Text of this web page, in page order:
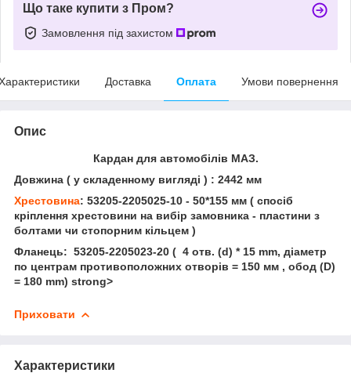
Що таке купити з Пром?
Замовлення під захистом
Доставка Оплата Умови повернення
Опис
Кардан для автомобілів МАЗ.
Довжина ( у складенному вигляді ) : 2442 мм
Хрестовина: 53205-2205025-10 - 50*155 мм ( спосіб
кріплення хрестовини на вибір замовника - пластини з
болтами чи стопорним кільцем )
Фланець: 53205-2205023-20 ( 4 отв. (d) * 15 mm, діаметр
по центрам противоположних отворів = 150 мм , обод (D)
= 180 mm) strong>
Приховати
Характеристики